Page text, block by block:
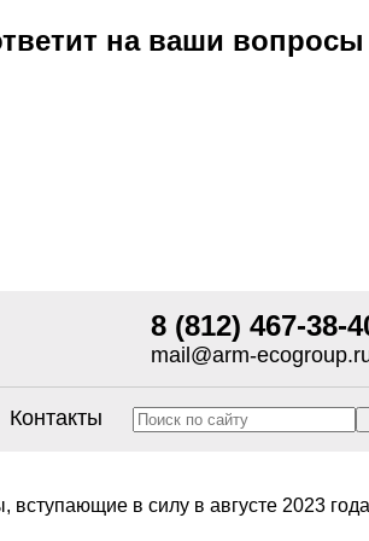
на ваши вопросы
8 (812) 467-38-
mail@arm-
Контакты
вступающие в силу в августе 2023